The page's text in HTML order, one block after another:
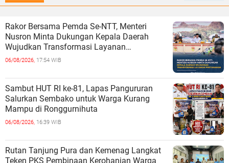
Rakor Bersama Pemda Se-NTT, Menteri
Nusron Minta Dukungan Kepala Daerah
Wujudkan Transformasi Layanan
Pertanahan
06/08/2026, 17:54 WIB
Sambut HUT RI ke-81, Lapas Pangururan
Salurkan Sembako untuk Warga Kurang
Mampu di Ronggurnihuta
06/08/2026, 16:39 WIB
Rutan Tanjung Pura dan Kemenag Langkat
Teken PKS Pembinaan Kerohanian Warga